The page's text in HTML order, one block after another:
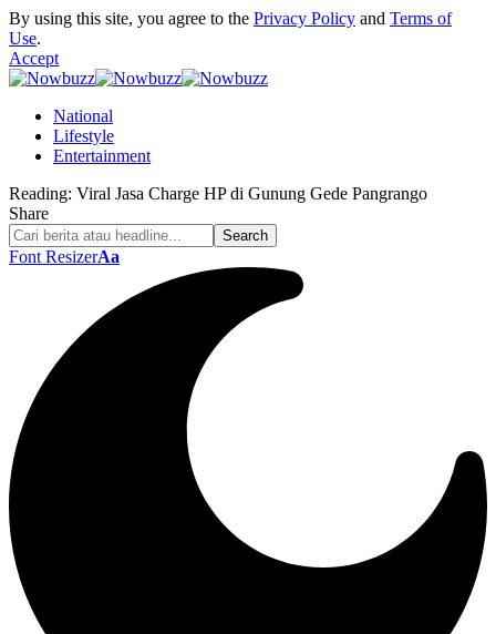
By using this site, you agree to the Privacy Policy and Terms of
Use.
Accept
National
Lifestyle
Entertainment
Reading: Viral Jasa Charge HP di Gunung Gede Pangrango
Share
Font ResizerAa